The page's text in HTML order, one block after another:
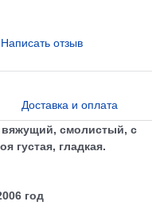
Написать отзыв
Доставка и оплата
смолистый, с
густая, гладкая.
год